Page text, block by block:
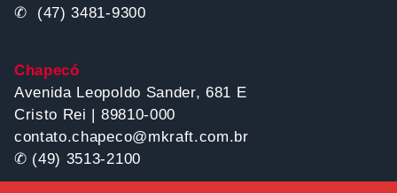
✆ (47) 3481-9300
Chapecó
Avenida Leopoldo Sander, 681 E
Cristo Rei | 89810-000
contato.chapeco@mkraft.com.br
✆ (49) 3513-2100